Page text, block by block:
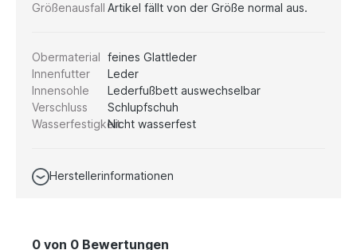
Größenausfall Artikel fällt von der Größe normal aus.
Obermaterial feines Glattleder
Innenfutter
Leder
Innensohle
Lederfußbett auswechselbar
Verschluss
Schlupfschuh
WasserfestigkeitNicht wasserfest
Herstellerinformationen
0 von 0 Bewertungen